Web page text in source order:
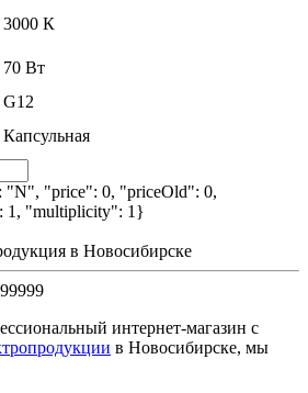
3000 К
70 Вт
G12
Капсульная
"price": 0, "priceOld": 0,
1, "multiplicity": 1}
в Новосибирске
интернет-магазин с
в Новосибирске, мы